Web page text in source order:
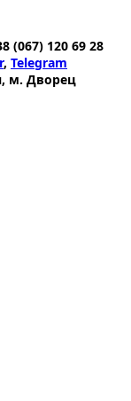
(067) 120 69 28
, Telegram
м. Дворец